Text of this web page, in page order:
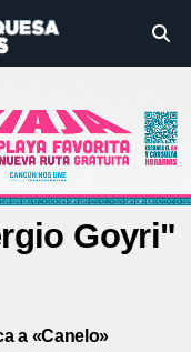
Goyri"
a «Canelo»